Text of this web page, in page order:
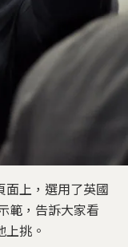
面上，選用了英國
範，告訴大家看
挑。